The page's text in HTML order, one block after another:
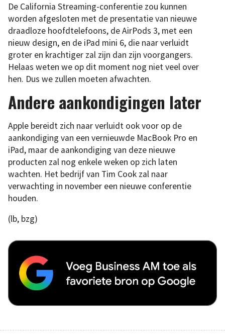
De California Streaming-conferentie zou kunnen
worden afgesloten met de presentatie van nieuwe
draadloze hoofdtelefoons, de AirPods 3, met een
nieuw design, en de iPad mini 6, die naar verluidt
groter en krachtiger zal zijn dan zijn voorgangers.
Helaas weten we op dit moment nog niet veel over
hen. Dus we zullen moeten afwachten.
Andere aankondigingen later
Apple bereidt zich naar verluidt ook voor op de
aankondiging van een vernieuwde MacBook Pro en
iPad, maar de aankondiging van deze nieuwe
producten zal nog enkele weken op zich laten
wachten. Het bedrijf van Tim Cook zal naar
verwachting in november een nieuwe conferentie
houden.
(lb, bzg)